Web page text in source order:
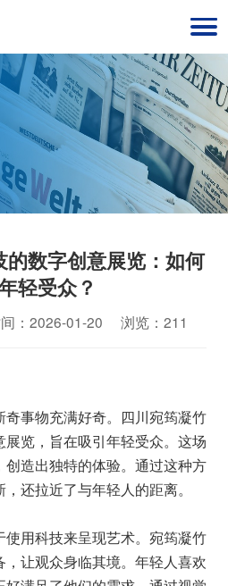
的数字创意展览：如何
轻受众？
：2026-01-20 浏览：211
事物充满好奇。四川宛筠凝竹
览，旨在吸引年轻受众。这场
创造出独特的体验。通过这种方
还拉近了与年轻人的距离。
用科技来呈现艺术。宛筠凝竹
让观众身临其境。年轻人喜欢